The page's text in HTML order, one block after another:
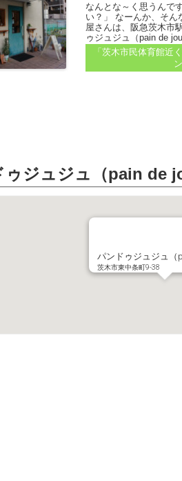
なんとな～く思うんで
い？」 なーんか、そん
屋さんは、阪急茨木市
ゥジュジュ（pain de
「茨木市民体育館近
ゥジュジュ（pain de
パンドゥジュジュ（
茨木市東中条町9-38